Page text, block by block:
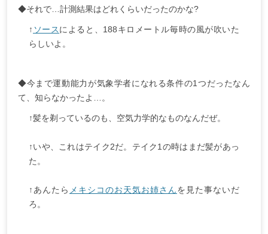
◆それで…計測結果はどれくらいだったのかな?
↑ ソースによると、188キロメートル毎時の風が吹いた
らしいよ。
◆今まで運動能力が気象学者になれる条件の1つだったなん
て、知らなかったよ…。
↑髪を剃っているのも、空気力学的なものなんだぜ。
↑いや、これはテイク2だ。テイク1の時はまだ髪があっ
た。
↑あんたら メキシコのお天気お姉さんを見た事ないだ
ろ。